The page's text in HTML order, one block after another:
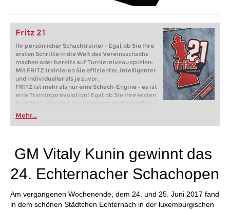
Fritz 21
Ihr persönlicher Schachtrainer - Egal, ob Sie Ihre
ersten Schritte in die Welt des Vereinsschachs
machen oder bereits auf Turnierniveau spielen:
Mit FRITZ trainieren Sie effizienter, intelligenter
und individueller als je zuvor.
FRITZ ist mehr als nur eine Schach-Engine – es ist
eine Trainingsrevolution! Egal, ob Sie Ihre ersten
Schritte in die Welt des Vereinsschachs machen
oder bereits auf Turnierniveau spielen: Mit
FRITZ trainieren Sie effizienter, intelligenter und
individueller als je zuvor.
Mehr...
GM Vitaly Kunin gewinnt das
24. Echternacher Schachopen
Am vergangenen Wochenende, dem 24. und 25. Juni 2017 fand
in dem schönen Städtchen Echternach in der luxemburgischen